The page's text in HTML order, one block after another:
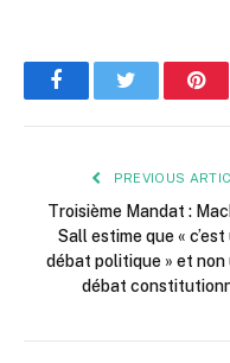
FacebookTwitter
PREVIOUS
Troisième Mandat :
Sall estime que « c’est
débat politique » et non
débat